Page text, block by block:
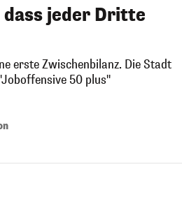
jeder Dritte
erste Zwischenbilanz. Die Stadt
50 plus"